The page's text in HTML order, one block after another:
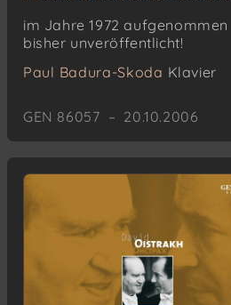
im Jahre 1972 aufgenommen
bisher unveröffentlicht!
Paul Badura-Skoda Klavier
GEN 86057 – 20.10.2006